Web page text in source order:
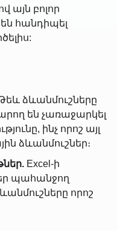
այն բոլոր
հանդիպել
ձևանմուշները
են չառաջարկել
ինչ որոշ այլ
ձևանմուշներ։
Excel-ի
պահանջող
որոշ